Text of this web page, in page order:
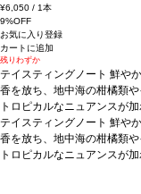
¥6,050/ 1本
9%OFF
お気に入り登録
カートに追加
残りわずか
テイスティングノート 鮮や
香を放ち、地中海の柑橘類
トロピカルなニュアンスが
いが広がり、程よい酸味と
ープフルーツのニュアンス
た美味しい一本。合う料理
ィーノ 60%、ソーヴィニヨ
テイスティングノート 鮮や
香を放ち、地中海の柑橘類
トロピカルなニュアンスが
ープフルーツのニュアンス